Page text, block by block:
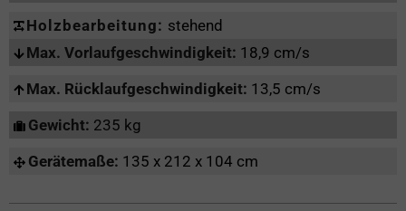
Holzbearbeitung: stehend
Max. Vorlaufgeschwindigkeit: 18,9 cm/s
Max. Rücklaufgeschwindigkeit: 13,5 cm/s
Gewicht: 235 kg
Gerätemaße: 135 x 212 x 104 cm